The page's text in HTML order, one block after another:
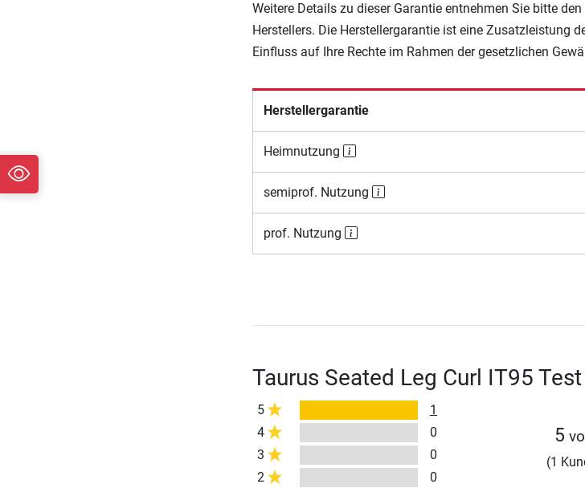
Weitere Details zu dieser Garantie entnehmen Sie bitte
Herstellers. Die Herstellergarantie ist eine Zusatzleistung
Einfluss auf Ihre Rechte im Rahmen der gesetzlichen
Herstellergarantie
Heimnutzung
semiprof. Nutzung
prof. Nutzung
Taurus Seated Leg Curl IT95
5
1
4
0
3
0
2
0
5
(1